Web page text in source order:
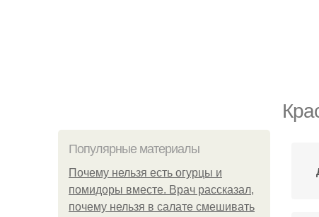
Популярные материалы
Почему нельзя есть огурцы и
помидоры вместе. Врач рассказал,
почему нельзя в салате смешивать